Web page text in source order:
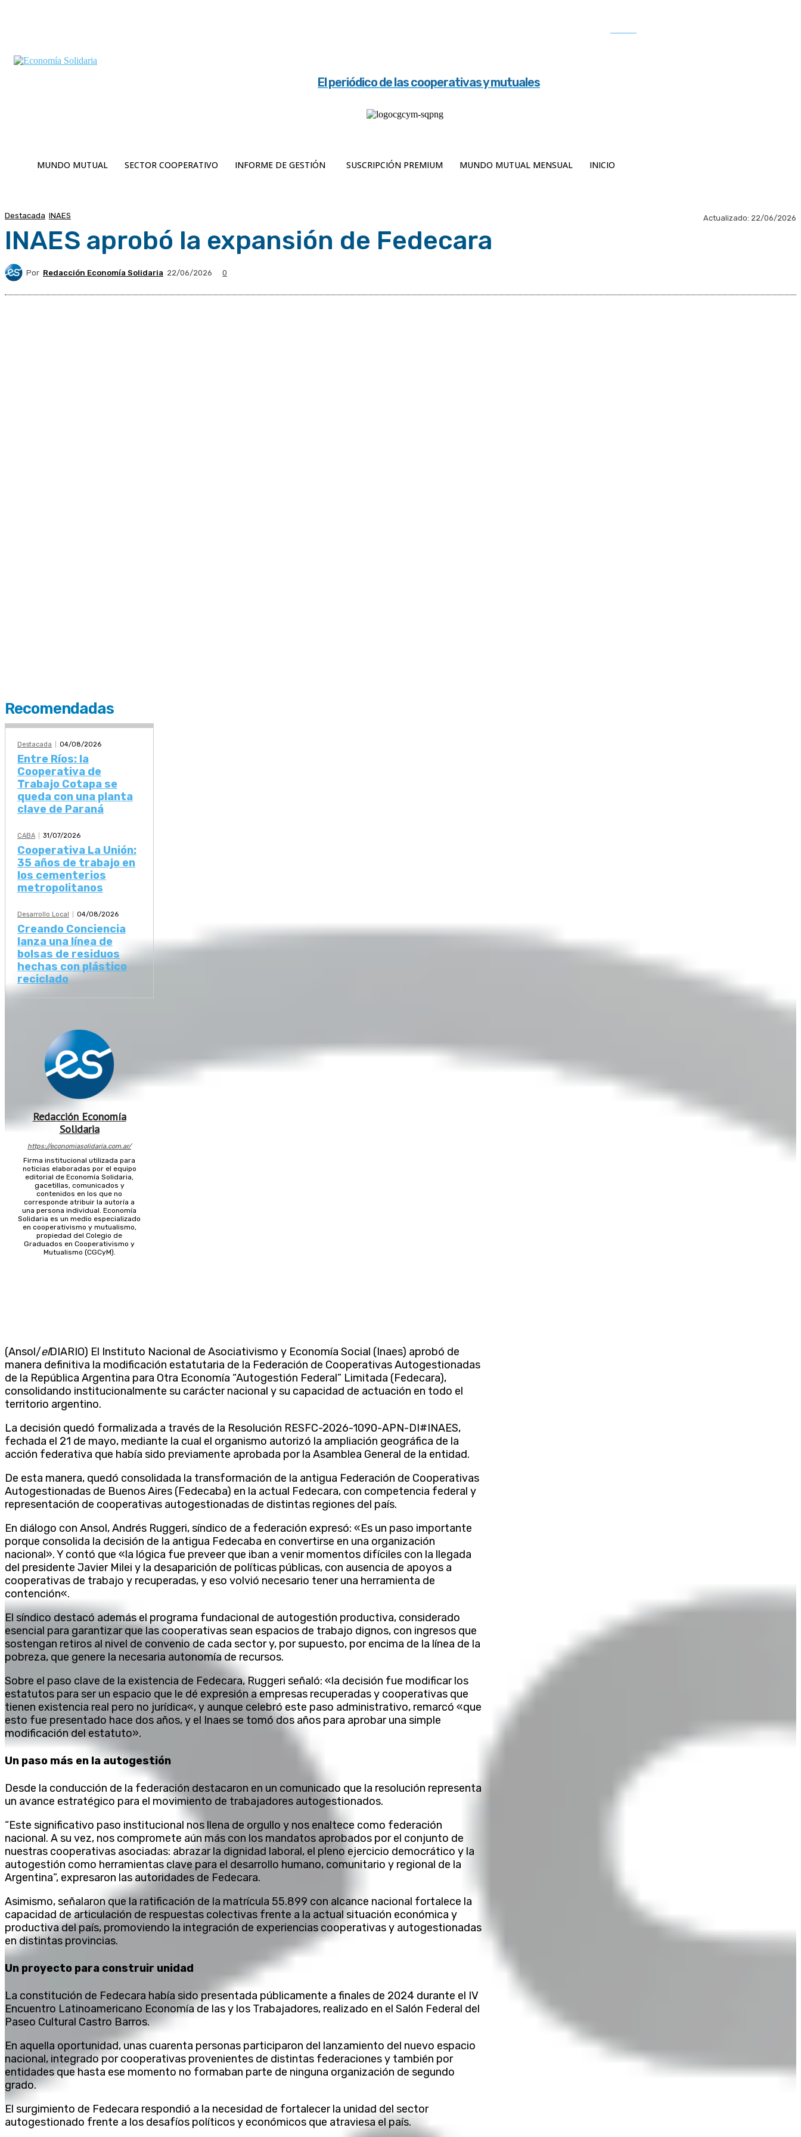
El periódico de las cooperativas y mutuales
MUNDO MUTUAL SECTOR COOPERATIVO INFORME DE GESTIÓN SUSCRIPCIÓN PREMIUM MUNDO MUTUAL MENSUAL INICIO
Destacada INAES Actualizado: 22/06/2026
INAES aprobó la expansión de Fedecara
Por Redacción Economía Solidaria 22/06/2026 0
Recomendadas
Destacada 04/08/2026
Entre Ríos: la
Cooperativa de
Trabajo Cotapa se
queda con una planta
clave de Paraná
CABA 31/07/2026
Cooperativa La Unión:
35 años de trabajo en
los cementerios
metropolitanos
Desarrollo Local 04/08/2026
Creando Conciencia
lanza una línea de
bolsas de residuos
hechas con plástico
reciclado
Redacción Economía
Solidaria
https://economiasolidaria.com.ar/
Firma institucional utilizada para
noticias elaboradas por el equipo
editorial de Economía Solidaria,
gacetillas, comunicados y
contenidos en los que no
corresponde atribuir la autoría a
una persona individual. Economía
Solidaria es un medio especializado
en cooperativismo y mutualismo,
propiedad del Colegio de
Graduados en Cooperativismo y
Mutualismo (CGCyM).
(Ansol/elDIARIO) El Instituto Nacional de Asociativismo y Economía Social (Inaes) aprobó de
manera definitiva la modificación estatutaria de la Federación de Cooperativas Autogestionadas
de la República Argentina para Otra Economía “Autogestión Federal” Limitada (Fedecara),
consolidando institucionalmente su carácter nacional y su capacidad de actuación en todo el
territorio argentino.
La decisión quedó formalizada a través de la Resolución RESFC-2026-1090-APN-DI#INAES,
fechada el 21 de mayo, mediante la cual el organismo autorizó la ampliación geográfica de la
acción federativa que había sido previamente aprobada por la Asamblea General de la entidad.
De esta manera, quedó consolidada la transformación de la antigua Federación de Cooperativas
Autogestionadas de Buenos Aires (Fedecaba) en la actual Fedecara, con competencia federal y
representación de cooperativas autogestionadas de distintas regiones del país.
En diálogo con Ansol, Andrés Ruggeri, síndico de a federación expresó: «Es un paso importante
porque consolida la decisión de la antigua Fedecaba en convertirse en una organización
nacional». Y contó que «la lógica fue preveer que iban a venir momentos difíciles con la llegada
del presidente Javier Milei y la desaparición de políticas públicas, con ausencia de apoyos a
cooperativas de trabajo y recuperadas, y eso volvió necesario tener una herramienta de
contención«.
El síndico destacó además el programa fundacional de autogestión productiva, considerado
esencial para garantizar que las cooperativas sean espacios de trabajo dignos, con ingresos que
sostengan retiros al nivel de convenio de cada sector y, por supuesto, por encima de la línea de la
pobreza, que genere la necesaria autonomía de recursos.
Sobre el paso clave de la existencia de Fedecara, Ruggeri señaló: «la decisión fue modificar los
estatutos para ser un espacio que le dé expresión a empresas recuperadas y cooperativas que
tienen existencia real pero no jurídica«, y aunque celebró este paso administrativo, remarcó «que
esto fue presentado hace dos años, y el Inaes se tomó dos años para aprobar una simple
modificación del estatuto».
Un paso más en la autogestión
Desde la conducción de la federación destacaron en un comunicado que la resolución representa
un avance estratégico para el movimiento de trabajadores autogestionados.
“Este significativo paso institucional nos llena de orgullo y nos enaltece como federación
nacional. A su vez, nos compromete aún más con los mandatos aprobados por el conjunto de
nuestras cooperativas asociadas: abrazar la dignidad laboral, el pleno ejercicio democrático y la
autogestión como herramientas clave para el desarrollo humano, comunitario y regional de la
Argentina”, expresaron las autoridades de Fedecara.
Asimismo, señalaron que la ratificación de la matrícula 55.899 con alcance nacional fortalece la
capacidad de articulación de respuestas colectivas frente a la actual situación económica y
productiva del país, promoviendo la integración de experiencias cooperativas y autogestionadas
en distintas provincias.
Un proyecto para construir unidad
La constitución de Fedecara había sido presentada públicamente a finales de 2024 durante el IV
Encuentro Latinoamericano Economía de las y los Trabajadores, realizado en el Salón Federal del
Paseo Cultural Castro Barros.
En aquella oportunidad, unas cuarenta personas participaron del lanzamiento del nuevo espacio
nacional, integrado por cooperativas provenientes de distintas federaciones y también por
entidades que hasta ese momento no formaban parte de ninguna organización de segundo
grado.
El surgimiento de Fedecara respondió a la necesidad de fortalecer la unidad del sector
autogestionado frente a los desafíos políticos y económicos que atraviesa el país.